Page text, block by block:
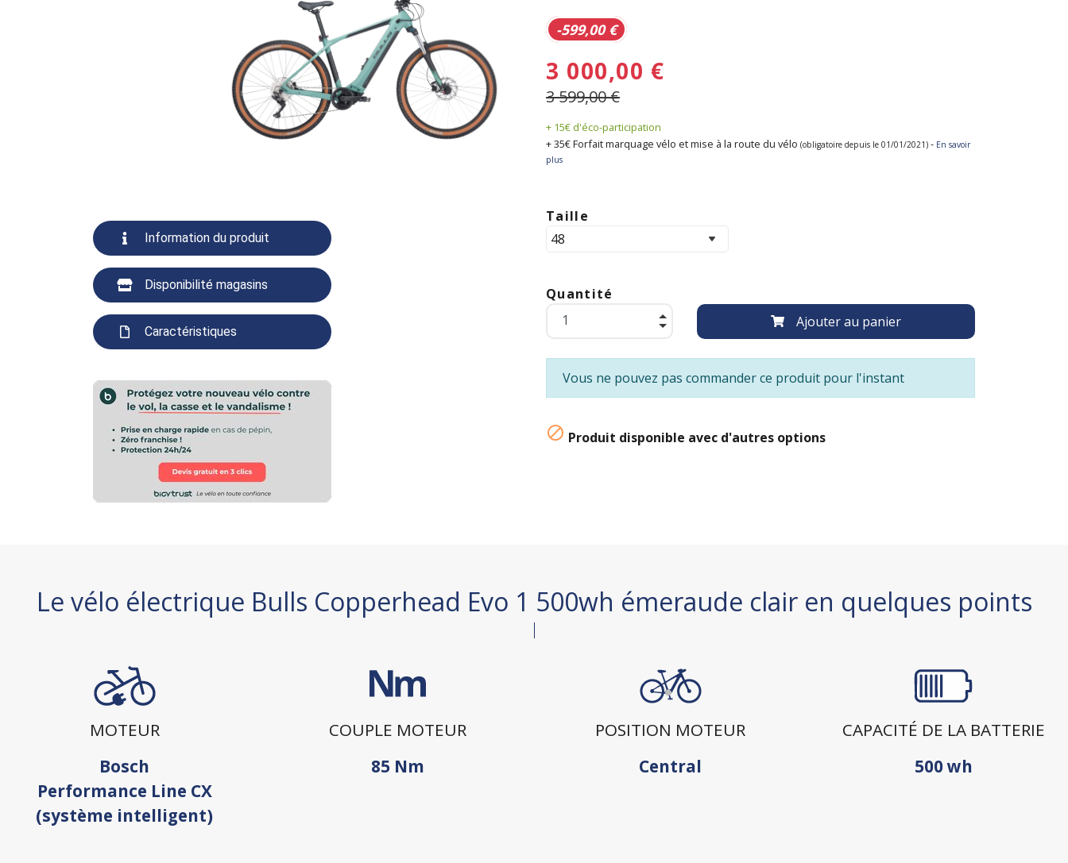
Information du produit
Disponibilité magasins
Caractéristiques
-599,00 €
3 000,00 €
3 599,00 €
+ 15€ d'éco-participation
+ 35€ Forfait marquage vélo et mise à la route du vélo (obligatoire depuis le 01/01/2021) - En savoir
plus
Taille
Quantité
Ajouter au panier
Vous ne pouvez pas commander ce produit pour l'instant
 Produit disponible avec d'autres options
Le vélo électrique Bulls Copperhead Evo 1 500wh émeraude clair en quelques points
MOTEUR
Bosch
Performance Line CX
(système intelligent)
COUPLE MOTEUR
85 Nm
POSITION MOTEUR
Central
CAPACITÉ DE LA BATTERIE
500 wh